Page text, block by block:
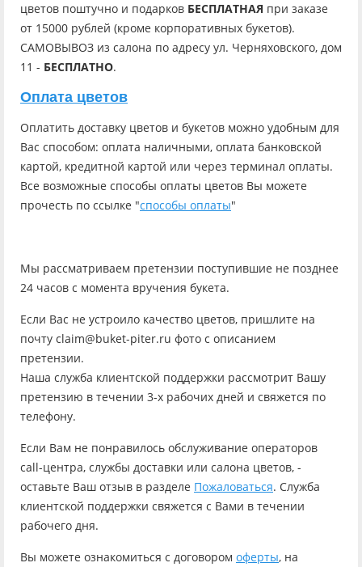
цветов поштучно и подарков БЕСПЛАТНАЯ при заказе
от 15000 рублей (кроме корпоративных букетов).
САМОВЫВОЗ из салона по адресу ул. Черняховского, дом
11 - БЕСПЛАТНО.
Оплата цветов
Оплатить доставку цветов и букетов можно удобным для
Вас способом: оплата наличными, оплата банковской
картой, кредитной картой или через терминал оплаты.
Все возможные способы оплаты цветов Вы можете
прочесть по ссылке "способы оплаты"
Мы рассматриваем претензии поступившие не позднее
24 часов с момента вручения букета.
Если Вас не устроило качество цветов, пришлите на
почту claim@buket-piter.ru фото с описанием
претензии.
Наша служба клиентской поддержки рассмотрит Вашу
претензию в течении 3-х рабочих дней и свяжется по
телефону.
Если Вам не понравилось обслуживание операторов
call-центра, службы доставки или салона цветов, -
оставьте Ваш отзыв в разделе Пожаловаться. Служба
клиентской поддержки свяжется с Вами в течении
рабочего дня.
Вы можете ознакомиться с договором оферты, на